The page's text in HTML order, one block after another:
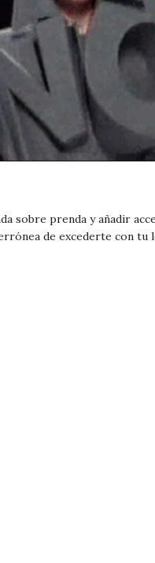
sobre prenda y añadir
de excederte con